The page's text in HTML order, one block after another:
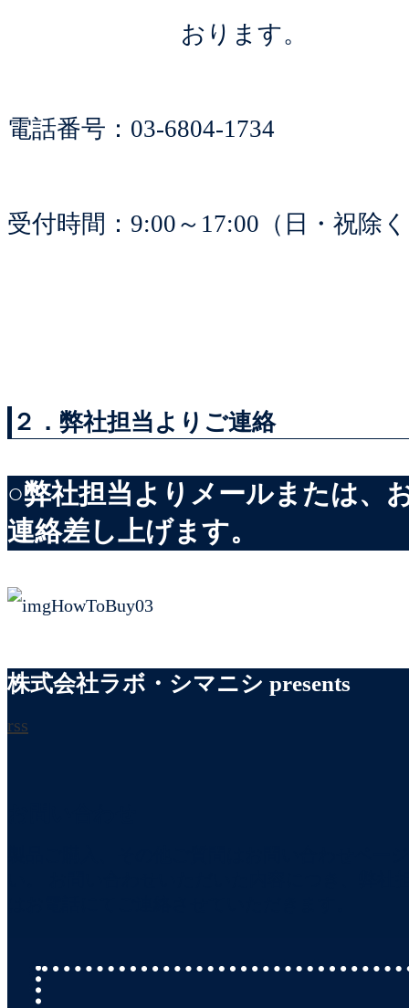
おります。
電話番号：03-6804-1734
受付時間：9:00～17:00（日・祝除
２．弊社担当よりご連絡
○弊社担当よりメールまたは、
連絡差し上げます。
株式会社ラボ・シマニシ presents
rss